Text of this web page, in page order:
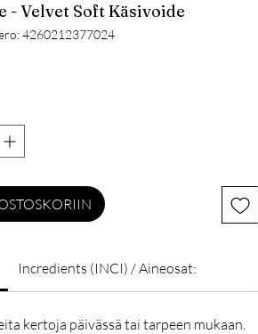
- Velvet Soft Käsivoide
4260212377024
Incredients (INCI) / Aineosat:
kertoja päivässä tai tarpeen mukaan.